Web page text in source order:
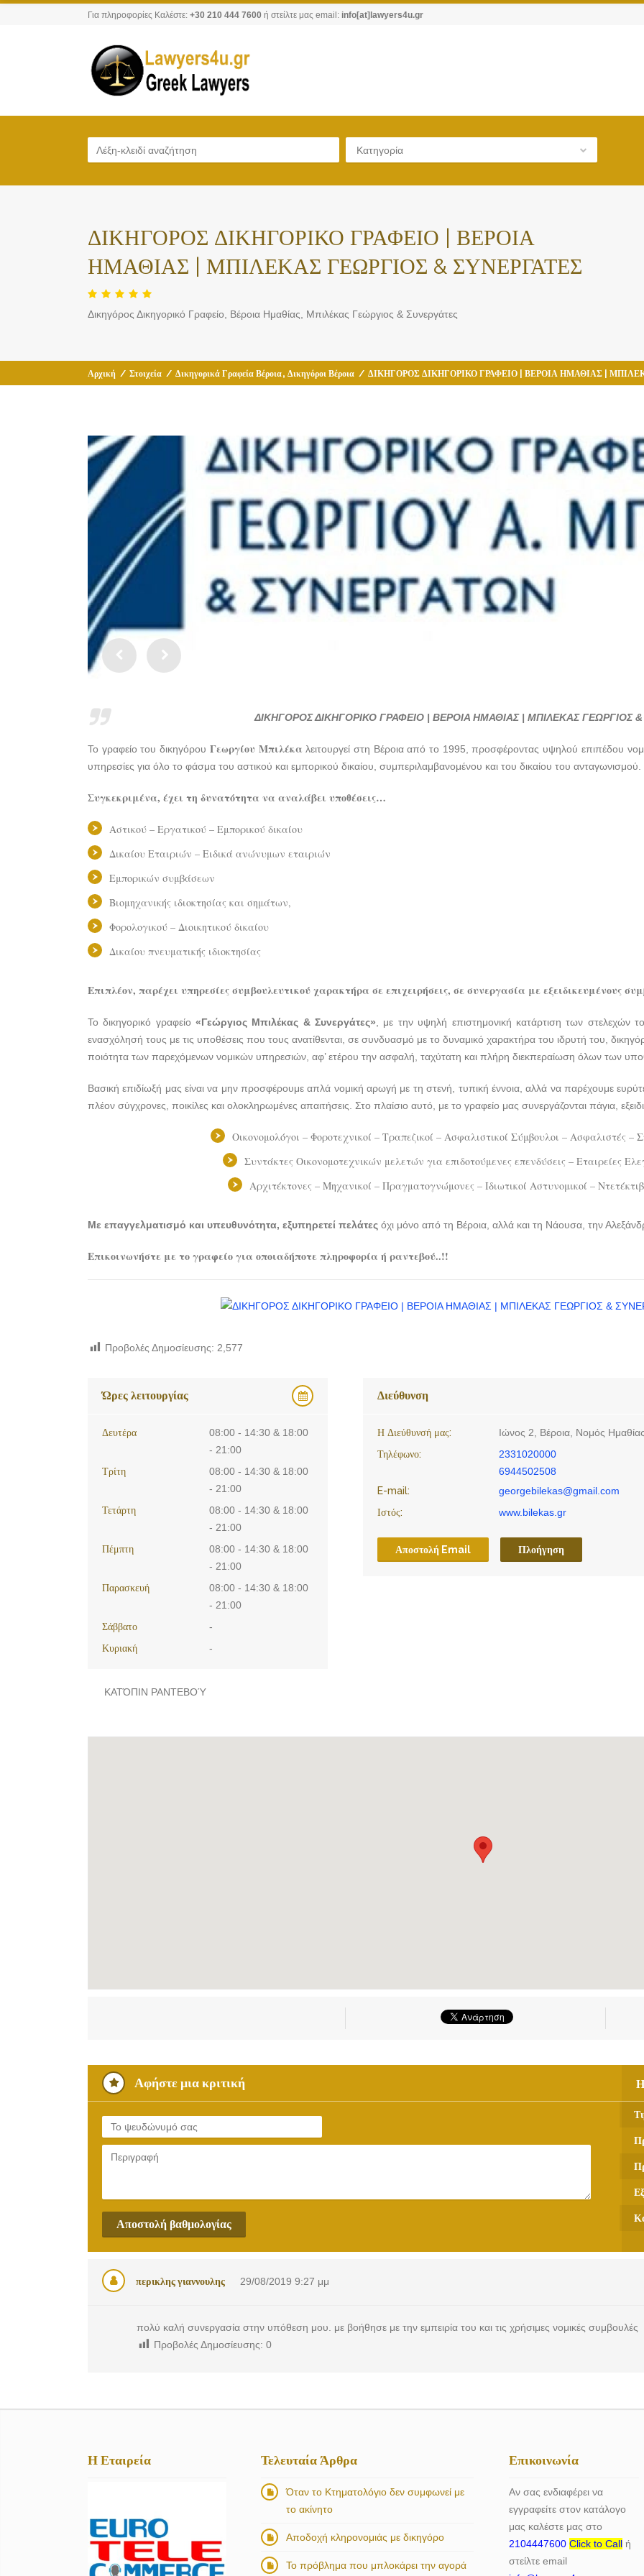
Για πληροφορίες Καλέστε: +30 210 444 7600 ή στείλτε μας email: info[at]lawyers4u.gr
Κατηγορία
ΔΙΚΗΓΟΡΟΣ ΔΙΚΗΓΟΡΙΚΟ ΓΡΑΦΕΙΟ | ΒΕΡΟΙΑ
ΗΜΑΘΙΑΣ | ΜΠΙΛΕΚΑΣ ΓΕΩΡΓΙΟΣ & ΣΥΝΕΡΓΑΤΕΣ
Δικηγόρος Δικηγορικό Γραφείο, Βέροια Ημαθίας, Μπιλέκας Γεώργιος & Συνεργάτες
Αρχική / Στοιχεία / Δικηγορικά Γραφεία Βέροια, Δικηγόροι Βέροια / ΔΙΚΗΓΟΡΟΣ ΔΙΚΗΓΟΡΙΚΟ ΓΡΑΦΕΙΟ | ΒΕΡΟΙΑ ΗΜΑΘΙΑΣ |
ΔΙΚΗΓΟΡΟΣ ΔΙΚΗΓΟΡΙΚΟ ΓΡΑΦΕΙΟ | ΒΕΡΟΙΑ ΗΜΑΘΙΑΣ | ΜΠΙΛΕΚΑΣ ΓΕΩΡΓΙΟΣ
Το γραφείο του δικηγόρου Γεωργίου Μπιλέκα λειτουργεί στη Βέροια από το 1995, προσφέροντας υψηλού επιπέδου
υπηρεσίες για όλο το φάσμα του αστικού και εμπορικού δικαίου, συμπεριλαμβανομένου και του δικαίου του ανταγωνισμού.
Συγκεκριμένα, έχει τη δυνατότητα να αναλάβει υποθέσεις…
Αστικού – Εργατικού – Εμπορικού δικαίου
Δικαίου Εταιριών – Ειδικά ανώνυμων εταιριών
Εμπορικών συμβάσεων
Βιομηχανικής ιδιοκτησίας και σημάτων,
Φορολογικού – Διοικητικού δικαίου
Δικαίου πνευματικής ιδιοκτησίας
Επιπλέον, παρέχει υπηρεσίες συμβουλευτικού χαρακτήρα σε επιχειρήσεις, σε συνεργασία με εξειδικευμένους
Το δικηγορικό γραφείο«Γεώργιος Μπιλέκας & Συνεργάτες» , με την υψηλή επιστημονική κατάρτιση των στελεχών
ενασχόλησή τους με τις υποθέσεις που τους ανατίθενται, σε συνδυασμό με το δυναμικό χαρακτήρα του ιδρυτή του,
ποιότητα των παρεχόμενων νομικών υπηρεσιών, αφ’ ετέρου την ασφαλή, ταχύτατη και πλήρη διεκπεραίωση όλων των
Βασική επιδίωξή μας είναι να μην προσφέρουμε απλά νομική αρωγή με τη στενή, τυπική έννοια, αλλά να παρέχουμε
πλέον σύγχρονες, ποικίλες και ολοκληρωμένες απαιτήσεις. Στο πλαίσιο αυτό, με το γραφείο μας συνεργάζονται πάγια,
Οικονομολόγοι – Φοροτεχνικοί – Τραπεζικοί – Ασφαλιστικοί Σύμβουλοι – Ασφαλιστές –
Συντάκτες Οικονομοτεχνικών μελετών για επιδοτούμενες επενδύσεις – Εταιρείες
Αρχιτέκτονες – Μηχανικοί – Πραγματογνώμονες – Ιδιωτικοί Αστυνομικοί –
Με επαγγελματισμό και υπευθυνότητα, εξυπηρετεί πελάτες όχι μόνο από τη Βέροια, αλλά και τη Νάουσα, την
Επικοινωνήστε με το γραφείο για οποιαδήποτε πληροφορία ή ραντεβού..!!
Προβολές Δημοσίευσης: 2,577
Ώρες λειτουργίας
Δευτέρα
08:00 - 14:30 & 18:00
- 21:00
Τρίτη
08:00 - 14:30 & 18:00
- 21:00
Τετάρτη
08:00 - 14:30 & 18:00
- 21:00
Πέμπτη
08:00 - 14:30 & 18:00
- 21:00
Παρασκευή
08:00 - 14:30 & 18:00
- 21:00
Σάββατο
-
Κυριακή
-
ΚΑΤΌΠΙΝ ΡΑΝΤΕΒΟΎ
Διεύθυνση
Η Διεύθυνσή μας:
Ιώνος 2, Βέροια, Νομός
Τηλέφωνο:
2331020000
6944502508
E-mail:
georgebilekas@gmail.com
Ιστός:
www.bilekas.gr
Αποστολή Email Πλοήγηση
Αφήστε μια κριτική
Αποστολή βαθμολογίας
περικλης γιαννουλης 29/08/2019 9:27 μμ
πολύ καλή συνεργασία στην υπόθεση μου. με βοήθησε με την εμπειρία του και τις χρήσιμες νομικές συμβουλές
Προβολές Δημοσίευσης: 0
Η Εταιρεία Τελευταία Άρθρα
Όταν το Κτηματολόγιο δεν συμφωνεί με
το ακίνητο
Αποδοχή κληρονομιάς με δικηγόρο
Το πρόβλημα που μπλοκάρει την αγορά
Επικοινωνία
Αν σας ενδιαφέρει να
εγγραφείτε στον κατάλογο
μας καλέστε μας στο
2104447600 Click to Callή
στείλτε email